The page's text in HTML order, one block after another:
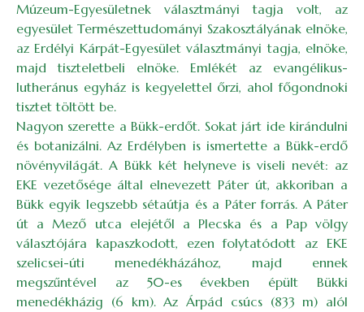
Múzeum-Egyesületnek választmányi tagja volt, az
egyesület Természettudományi Szakosztályának elnöke,
az Erdélyi Kárpát-Egyesület választmányi tagja, elnöke,
majd tiszteletbeli elnöke. Emlékét az evangélikus-
lutheránus egyház is kegyelettel őrzi, ahol főgondnoki
tisztet töltött be.
Nagyon szerette a Bükk-erdőt. Sokat járt ide kirándulni
és botanizálni. Az Erdélyben is ismertette a Bükk-erdő
növényvilágát. A Bükk két helyneve is viseli nevét: az
EKE vezetősége által elnevezett Páter út, akkoriban a
Bükk egyik legszebb sétaútja és a Páter forrás. A Páter
út a Mező utca elejétől a Plecska és a Pap völgy
választójára kapaszkodott, ezen folytatódott az EKE
szelicsei-úti menedékházához, majd ennek
megszűntével az 50-es években épült Bükki
menedékházig (6 km). Az Árpád csúcs (833 m) alól